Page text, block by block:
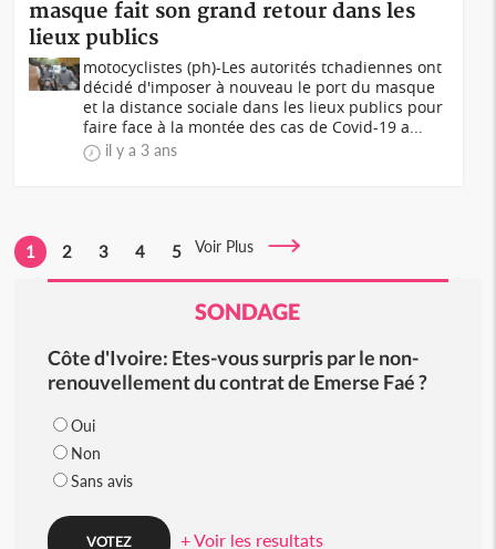
masque fait son grand retour dans les
lieux publics
motocyclistes (ph)-Les autorités tchadiennes ont
décidé d'imposer à nouveau le port du masque
et la distance sociale dans les lieux publics pour
faire face à la montée des cas de Covid-19 a...
il y a 3 ans
1 2 3 4 5 Voir Plus
SONDAGE
Côte d'Ivoire: Etes-vous surpris par le non-
renouvellement du contrat de Emerse Faé ?
Oui
Non
Sans avis
+ Voir les resultats